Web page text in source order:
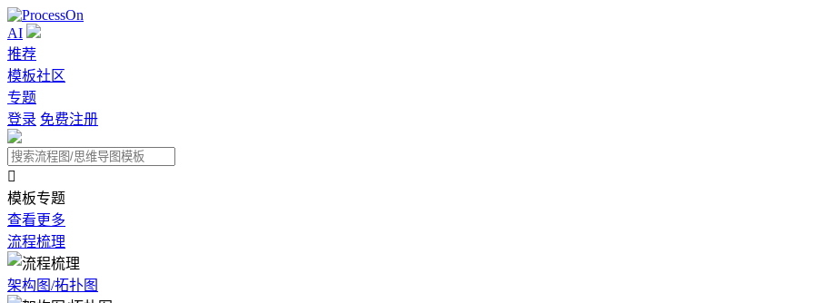
AI
推荐
模板社区
专题
登录 免费注册

模板专题
查看更多
流程梳理
架构图/拓扑图